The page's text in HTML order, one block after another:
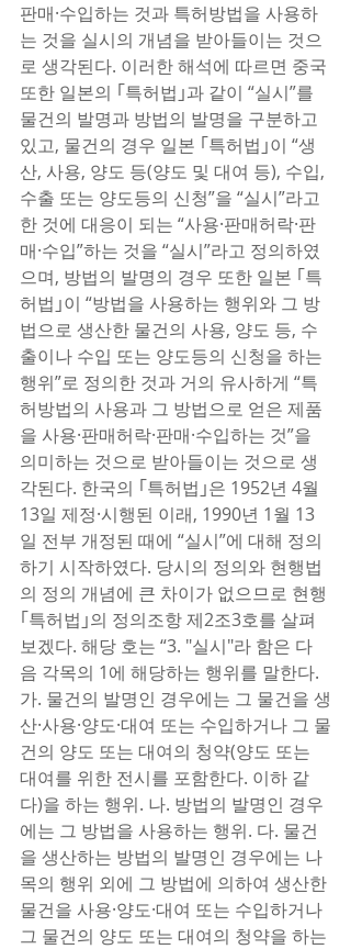
판매·수입하는 것과 특허방법을 사용하
는 것을 실시의 개념을 받아들이는 것으
로 생각된다. 이러한 해석에 따르면 중국
또한 일본의 ｢특허법｣과 같이 “실시”를
물건의 발명과 방법의 발명을 구분하고
있고, 물건의 경우 일본 ｢특허법｣이 “생
산, 사용, 양도 등(양도 및 대여 등), 수입,
수출 또는 양도등의 신청”을 “실시”라고
한 것에 대응이 되는 “사용·판매허락·판
매·수입”하는 것을 “실시”라고 정의하였
으며, 방법의 발명의 경우 또한 일본 ｢특
허법｣이 “방법을 사용하는 행위와 그 방
법으로 생산한 물건의 사용, 양도 등, 수
출이나 수입 또는 양도등의 신청을 하는
행위”로 정의한 것과 거의 유사하게 “특
허방법의 사용과 그 방법으로 얻은 제품
을 사용·판매허락·판매·수입하는 것”을
의미하는 것으로 받아들이는 것으로 생
각된다. 한국의 ｢특허법｣은 1952년 4월
13일 제정·시행된 이래, 1990년 1월 13
일 전부 개정된 때에 “실시”에 대해 정의
하기 시작하였다. 당시의 정의와 현행법
의 정의 개념에 큰 차이가 없으므로 현행
｢특허법｣의 정의조항 제2조3호를 살펴
보겠다. 해당 호는 “3. "실시"라 함은 다
음 각목의 1에 해당하는 행위를 말한다.
가. 물건의 발명인 경우에는 그 물건을 생
산·사용·양도·대여 또는 수입하거나 그 물
건의 양도 또는 대여의 청약(양도 또는
대여를 위한 전시를 포함한다. 이하 같
다)을 하는 행위. 나. 방법의 발명인 경우
에는 그 방법을 사용하는 행위. 다. 물건
을 생산하는 방법의 발명인 경우에는 나
목의 행위 외에 그 방법에 의하여 생산한
물건을 사용·양도·대여 또는 수입하거나
그 물건의 양도 또는 대여의 청약을 하는